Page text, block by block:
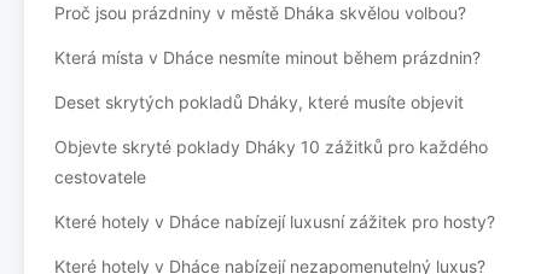
Proč jsou prázdniny v městě Dháka skvělou volbou?
Která místa v Dháce nesmíte minout během prázdnin?
Deset skrytých pokladů Dháky, které musíte objevit
Objevte skryté poklady Dháky 10 zážitků pro každého
cestovatele
Které hotely v Dháce nabízejí luxusní zážitek pro hosty?
Které hotely v Dháce nabízejí nezapomenutelný luxus?